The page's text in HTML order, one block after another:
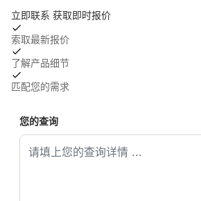
立即联系 获取即时报价
索取最新报价
了解产品细节
匹配您的需求
您的查询